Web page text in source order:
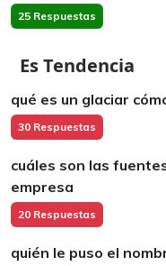
25 Respuestas
Es Tendencia
qué es un glaciar
30 Respuestas
cuáles son las
empresa
20 Respuestas
quién le puso el